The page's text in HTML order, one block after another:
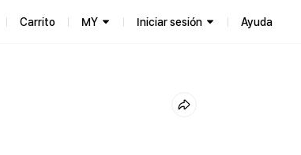
Carrito MY Iniciar sesión Ayuda